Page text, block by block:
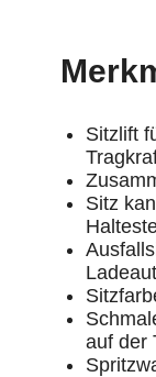
Sitzlift
Sitz
auf der